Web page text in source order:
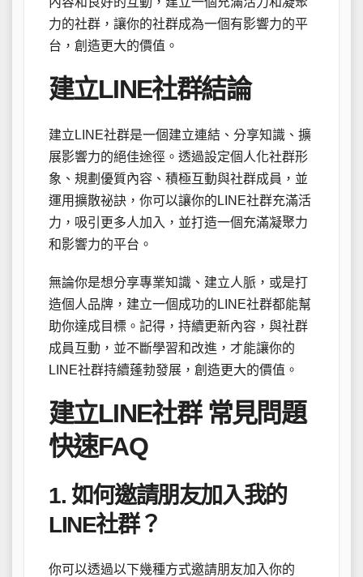
力的社群，讓你的社群成為一個有影響力的平
台，創造更大的價值。
建立LINE社群結論
建立LINE社群是一個建立連結、分享知識、擴
展影響力的絕佳途徑。透過設定個人化社群形
象、規劃優質內容、積極互動與社群成員，並
運用擴散祕訣，你可以讓你的LINE社群充滿活
力，吸引更多人加入，並打造一個充滿凝聚力
和影響力的平台。
無論你是想分享專業知識、建立人脈，或是打
造個人品牌，建立一個成功的LINE社群都能幫
助你達成目標。記得，持續更新內容，與社群
成員互動，並不斷學習和改進，才能讓你的
LINE社群持續蓬勃發展，創造更大的價值。
建立LINE社群 常見問題
快速FAQ
1. 如何邀請朋友加入我的
LINE社群？
你可以透過以下幾種方式邀請朋友加入你的